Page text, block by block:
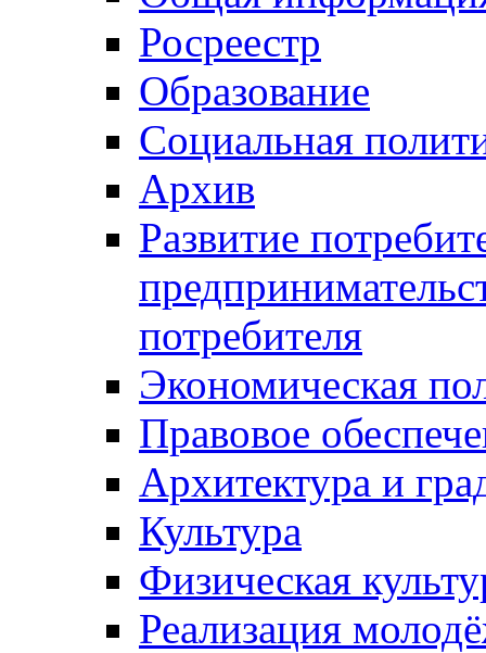
Росреестр
Образование
Социальная
Архив
Развитие
потребителя
Экономическая
Правовое
Архитектура и
Культура
Физическая
Реализация